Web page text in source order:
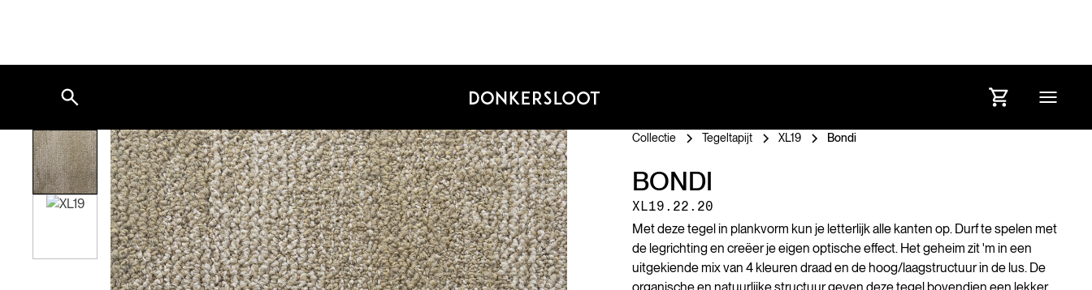
Collectie Tegeltapijt XL19 Bondi
BONDI
XL19.22.20
Met deze tegel in plankvorm kun je letterlijk alle kanten op. Durf te spelen met
de legrichting en creëer je eigen optische effect. Het geheim zit 'm in een
uitgekiende mix van 4 kleuren draad en de hoog/laagstructuur in de lus. De